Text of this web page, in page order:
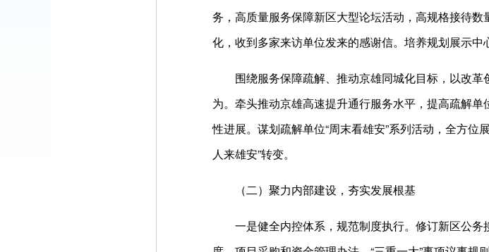
务，高质量服务保障新区大型论坛活动，高规格接待
化，收到多家来访单位发来的感谢信。培养规划展示
围绕服务保障疏解、推动京雄同城化目标，以改
为。牵头推动京雄高速提升通行服务水平，提高疏解
性进展。谋划疏解单位“周末看雄安”系列活动，全方位
人来雄安”转变。
（二）聚力内部建设，夯实发展根基
一是健全内控体系，规范制度执行。修订新区公